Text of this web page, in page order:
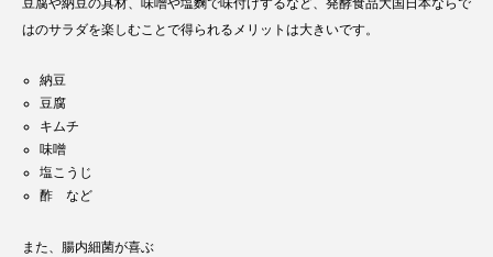
はのサラダを楽しむことで得られるメリットは大きいです。
納豆
豆腐
キムチ
味噌
塩こうじ
酢 など
また、腸内細菌が喜ぶ